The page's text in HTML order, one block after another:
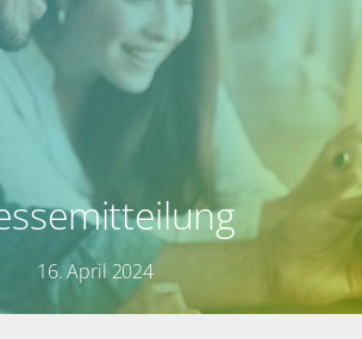
16. April 2024